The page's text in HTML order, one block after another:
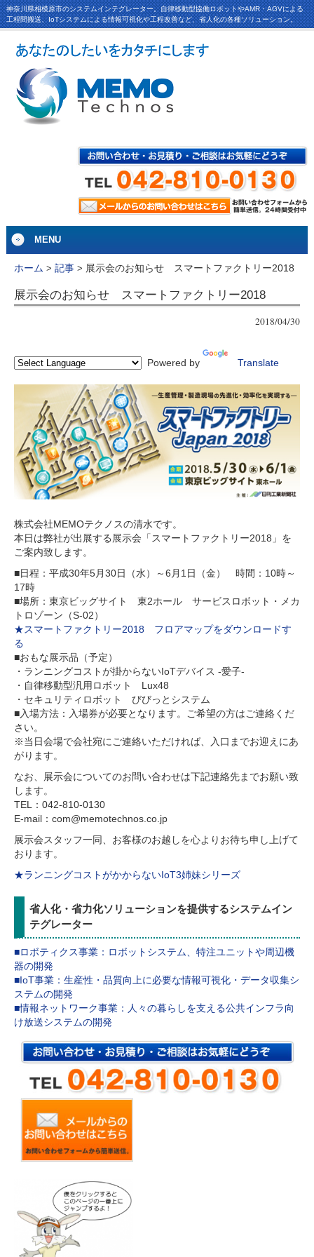
神奈川県相模原市のシステムインテグレーター。自律移動型協働ロボットやAMR・AGVによる
工程間搬送、IoTシステムによる情報可視化や工程改善など、省人化の各種ソリューション。
MENU
ホーム > 記事> 展示会のお知らせ スマートファクトリー2018
展示会のお知らせ スマートファクトリー2018
2018/04/30
Powered by Translate
株式会社MEMOテクノスの清水です。
本日は弊社が出展する展示会「スマートファクトリー2018」を
ご案内致します。
■日程：平成30年5月30日（水）～6月1日（金） 時間：10時～
17時
■場所：東京ビッグサイト 東2ホール サービスロボット・メカ
トロゾーン（S-02）
★スマートファクトリー2018 フロアマップをダウンロードす
る
■おもな展示品（予定）
・ランニングコストが掛からないIoTデバイス -愛子-
・自律移動型汎用ロボット Lux48
・セキュリティロボット びびっとシステム
■入場方法：入場券が必要となります。ご希望の方はご連絡くだ
さい。
※当日会場で会社宛にご連絡いただければ、入口までお迎えにあ
がります。
なお、展示会についてのお問い合わせは下記連絡先までお願い致
します。
TEL：042-810-0130
E-mail：com@memotechnos.co.jp
展示会スタッフ一同、お客様のお越しを心よりお待ち申し上げて
おります。
★ランニングコストがかからないIoT3姉妹シリーズ
省人化・省力化ソリューションを提供するシステムイン
テグレーター
■ロボティクス事業：ロボットシステム、特注ユニットや周辺機
器の開発
■IoT事業：生産性・品質向上に必要な情報可視化・データ収集シ
ステムの開発
■情報ネットワーク事業：人々の暮らしを支える公共インフラ向
け放送システムの開発